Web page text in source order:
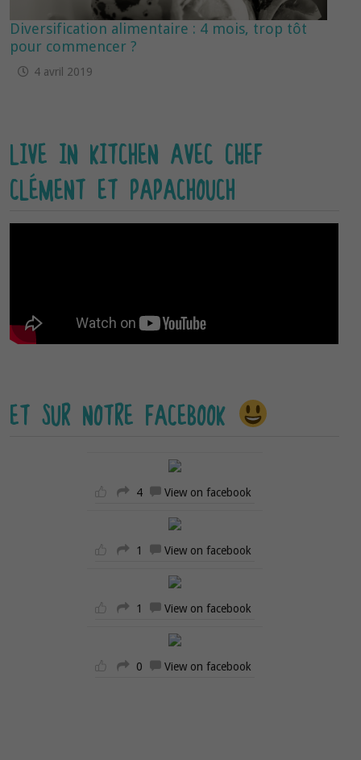
Diversification alimentaire : 4 mois, trop tôt
pour commencer ?
4 avril 2019
LIVE IN KITCHEN AVEC CHEF
CLÉMENT ET PAPACHOUCH
ET SUR NOTRE FACEBOOK
4 View on facebook
1 View on facebook
1 View on facebook
0 View on facebook